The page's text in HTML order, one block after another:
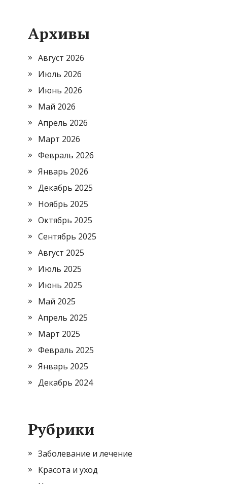
Архивы
Август 2026
Июль 2026
Июнь 2026
Май 2026
Апрель 2026
Март 2026
Февраль 2026
Январь 2026
Декабрь 2025
Ноябрь 2025
Октябрь 2025
Сентябрь 2025
Август 2025
Июль 2025
Июнь 2025
Май 2025
Апрель 2025
Март 2025
Февраль 2025
Январь 2025
Декабрь 2024
Рубрики
Заболевание и лечение
Красота и уход